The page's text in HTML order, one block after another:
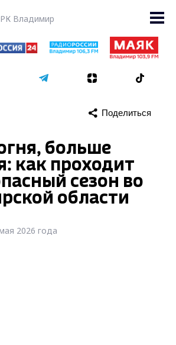
Владимир
Поделиться
больше
как проходит
сезон во
области
2026 года